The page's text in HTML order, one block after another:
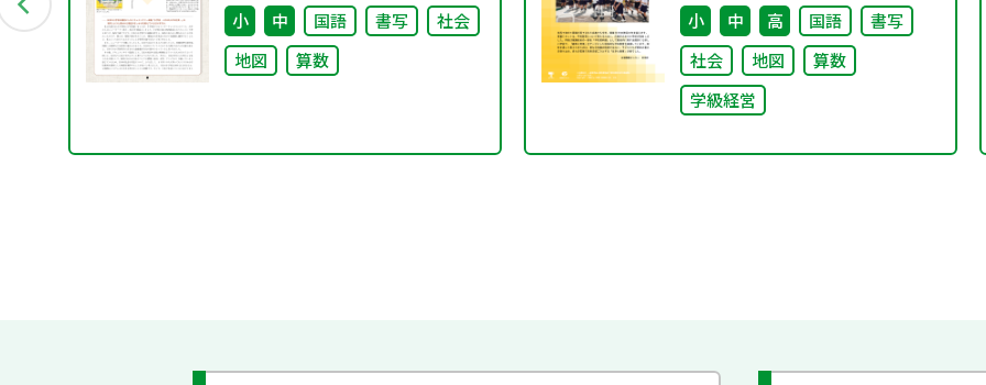
小 中 国語 書写
社会
地図
算数
たち〜
小 中 高 国語
書写
社会
地図
算数
学級経営